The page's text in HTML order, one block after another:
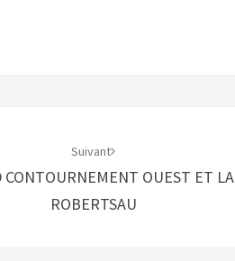
Suivant
CONTOURNEMENT OUEST ET LA
ROBERTSAU